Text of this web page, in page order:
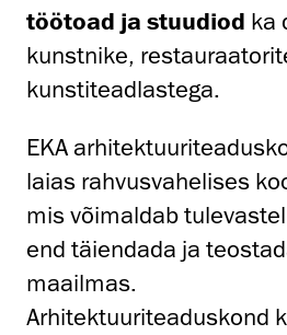
töötoad ja stuudiod ka
kunstnike,
kunstiteadlastega.
EKA
laias rahvusvahelises
mis võimaldab
end täiendada ja
maailmas.
Arhitektuuriteaduskond